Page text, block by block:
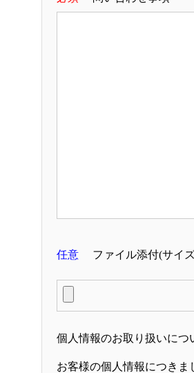
任意 ファイル添付(サイ
個人情報のお取り扱いにつ
お客様の個人情報につきま